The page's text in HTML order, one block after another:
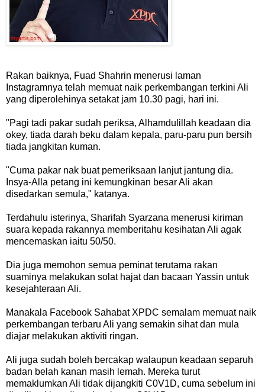
Rakan baiknya, Fuad Shahrin menerusi laman
Instagramnya telah memuat naik perkembangan terkini Ali
yang diperolehinya setakat jam 10.30 pagi, hari ini.
"Pagi tadi pakar sudah periksa, Alhamdulillah keadaan dia
okey, tiada darah beku dalam kepala, paru-paru pun bersih
tiada jangkitan kuman.
"Cuma pakar nak buat pemeriksaan lanjut jantung dia.
Insya-Alla petang ini kemungkinan besar Ali akan
disedarkan semula," katanya.
Terdahulu isterinya, Sharifah Syarzana menerusi kiriman
suara kepada rakannya memberitahu kesihatan Ali agak
mencemaskan iaitu 50/50.
Dia juga memohon semua peminat terutama rakan
suaminya melakukan solat hajat dan bacaan Yassin untuk
kesejahteraan Ali.
Manakala Facebook Sahabat XPDC semalam memuat naik
perkembangan terbaru Ali yang semakin sihat dan mula
diajar melakukan aktiviti ringan.
Ali juga sudah boleh bercakap walaupun keadaan separuh
badan belah kanan masih lemah. Mereka turut
memaklumkan Ali tidak dijangkiti C0V1D, cuma sebelum ini